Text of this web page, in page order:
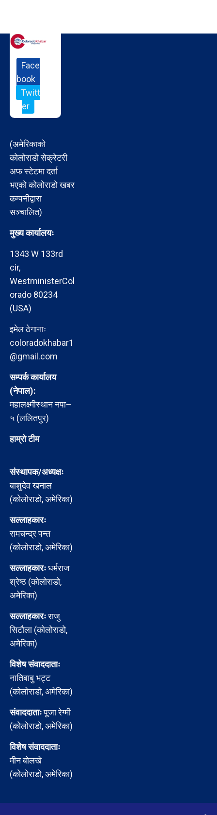
Face
book
Twitt
er
(अमेरिकाको
कोलोराडो सेक्रेटरी
अफ स्टेटमा दर्ता
भएको कोलोराडो खबर
कम्पनीद्वारा
सञ्चालित)
मुख्य कार्यालयः
1343 W 133rd
cir,
WestministerCol
orado 80234
(USA)
इमेल ठेगानाः
coloradokhabar1
@gmail.com
सम्पर्क कार्यालय
(नेपाल):
महालक्ष्मीस्थान नपा–
५ (ललितपुर)
हाम्रो टीम
संस्थापक/अध्यक्षः
बाशुदेव खनाल
(कोलोराडो, अमेरिका)
सल्लाहकारः
रामचन्द्र पन्त
(कोलोराडो, अमेरिका)
सल्लाहकारःधर्मराज
श्रेष्ठ (कोलोराडो,
अमेरिका)
सल्लाहकारःराजु
सिटौला (कोलोराडो,
अमेरिका)
विशेष संवाददाताः
नातिबाबु भट्ट
(कोलोराडो, अमेरिका)
संवाददाताःपूजा रेग्मी
(कोलोराडो, अमेरिका)
विशेष संवाददाताः
मीन बोलखे
(कोलोराडो, अमेरिका)